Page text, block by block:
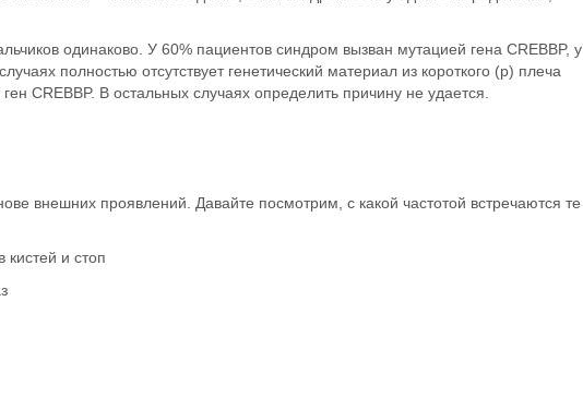
одинаково. У 60% пациентов синдром вызван мутацией гена CREBBP, у
полностью отсутствует генетический материал из короткого (р) плеча
CREBBP. В остальных случаях определить причину не удается.
внешних проявлений. Давайте посмотрим, с какой частотой встречаются те
и стоп